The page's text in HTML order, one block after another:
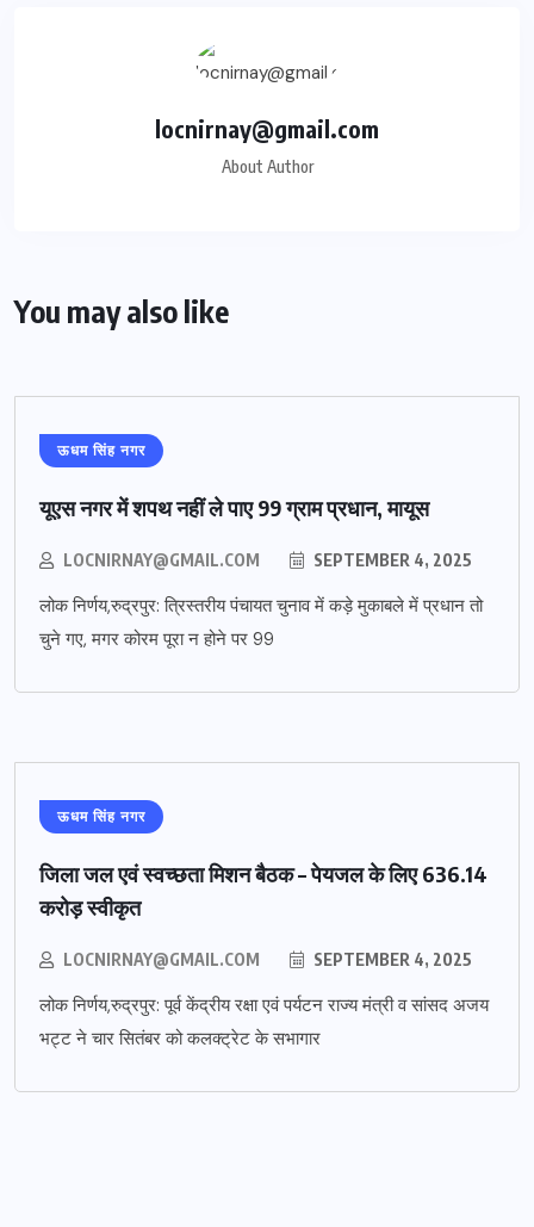
locnirnay@gmail.com
About Author
You may also like
ऊधम सिंह नगर
यूएस नगर में शपथ नहीं ले पाए 99 ग्राम प्रधान, मायूस
LOCNIRNAY@GMAIL.COM SEPTEMBER 4, 2025
लोक निर्णय,रुद्रपुर: त्रिस्तरीय पंचायत चुनाव में कड़े मुकाबले में प्रधान तो
चुने गए, मगर कोरम पूरा न होने पर 99
ऊधम सिंह नगर
जिला जल एवं स्वच्छता मिशन बैठक – पेयजल के लिए 636.14
करोड़ स्वीकृत
LOCNIRNAY@GMAIL.COM SEPTEMBER 4, 2025
लोक निर्णय,रुद्रपुर: पूर्व केंद्रीय रक्षा एवं पर्यटन राज्य मंत्री व सांसद अजय
भट्ट ने चार सितंबर को कलक्ट्रेट के सभागार